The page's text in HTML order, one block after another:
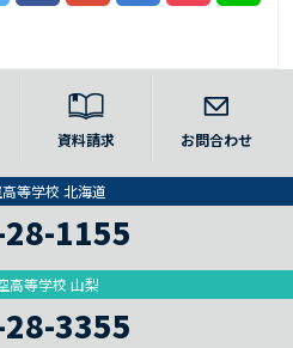
資料請求 お問合わせ
等学校 北海道
1155
高等学校 山梨
3355